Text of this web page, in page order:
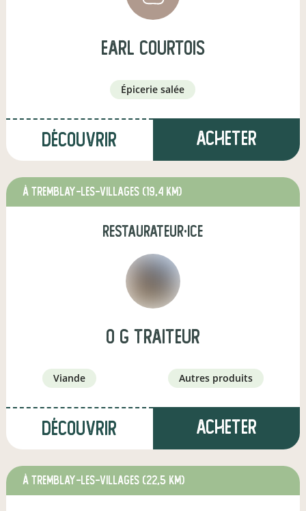
earl courtois
épicerie salée
Découvrir Acheter
à TREMBLAY-LES-VILLAGES (19,4 km)
restaurateur·ice
O g traiteur
viande autres produits
Découvrir Acheter
à TREMBLAY-LES-VILLAGES (22,5 km)